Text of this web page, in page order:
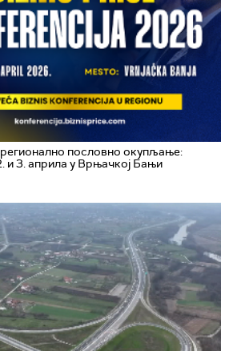
пословно окупљање:
и 3. априла у Врњачкој Бањи